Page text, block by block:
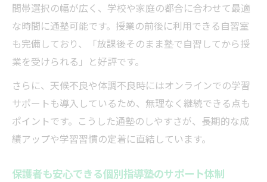
間帯選択の幅が広く、学校や家庭の都合に合わせて最適
な時間に通塾可能です。授業の前後に利用できる自習室
も完備しており、「放課後そのまま塾で自習してから授
業を受けられる」と好評です。
さらに、天候不良や体調不良時にはオンラインでの学習
サポートも導入しているため、無理なく継続できる点も
ポイントです。こうした通塾のしやすさが、長期的な成
績アップや学習習慣の定着に直結しています。
保護者も安心できる個別指導塾のサポート体制